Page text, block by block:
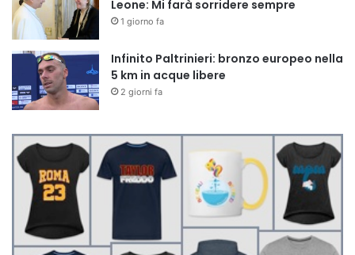
Leone: Mi farà sorridere sempre
1 giorno fa
Infinito Paltrinieri: bronzo europeo nella
5 km in acque libere
2 giorni fa